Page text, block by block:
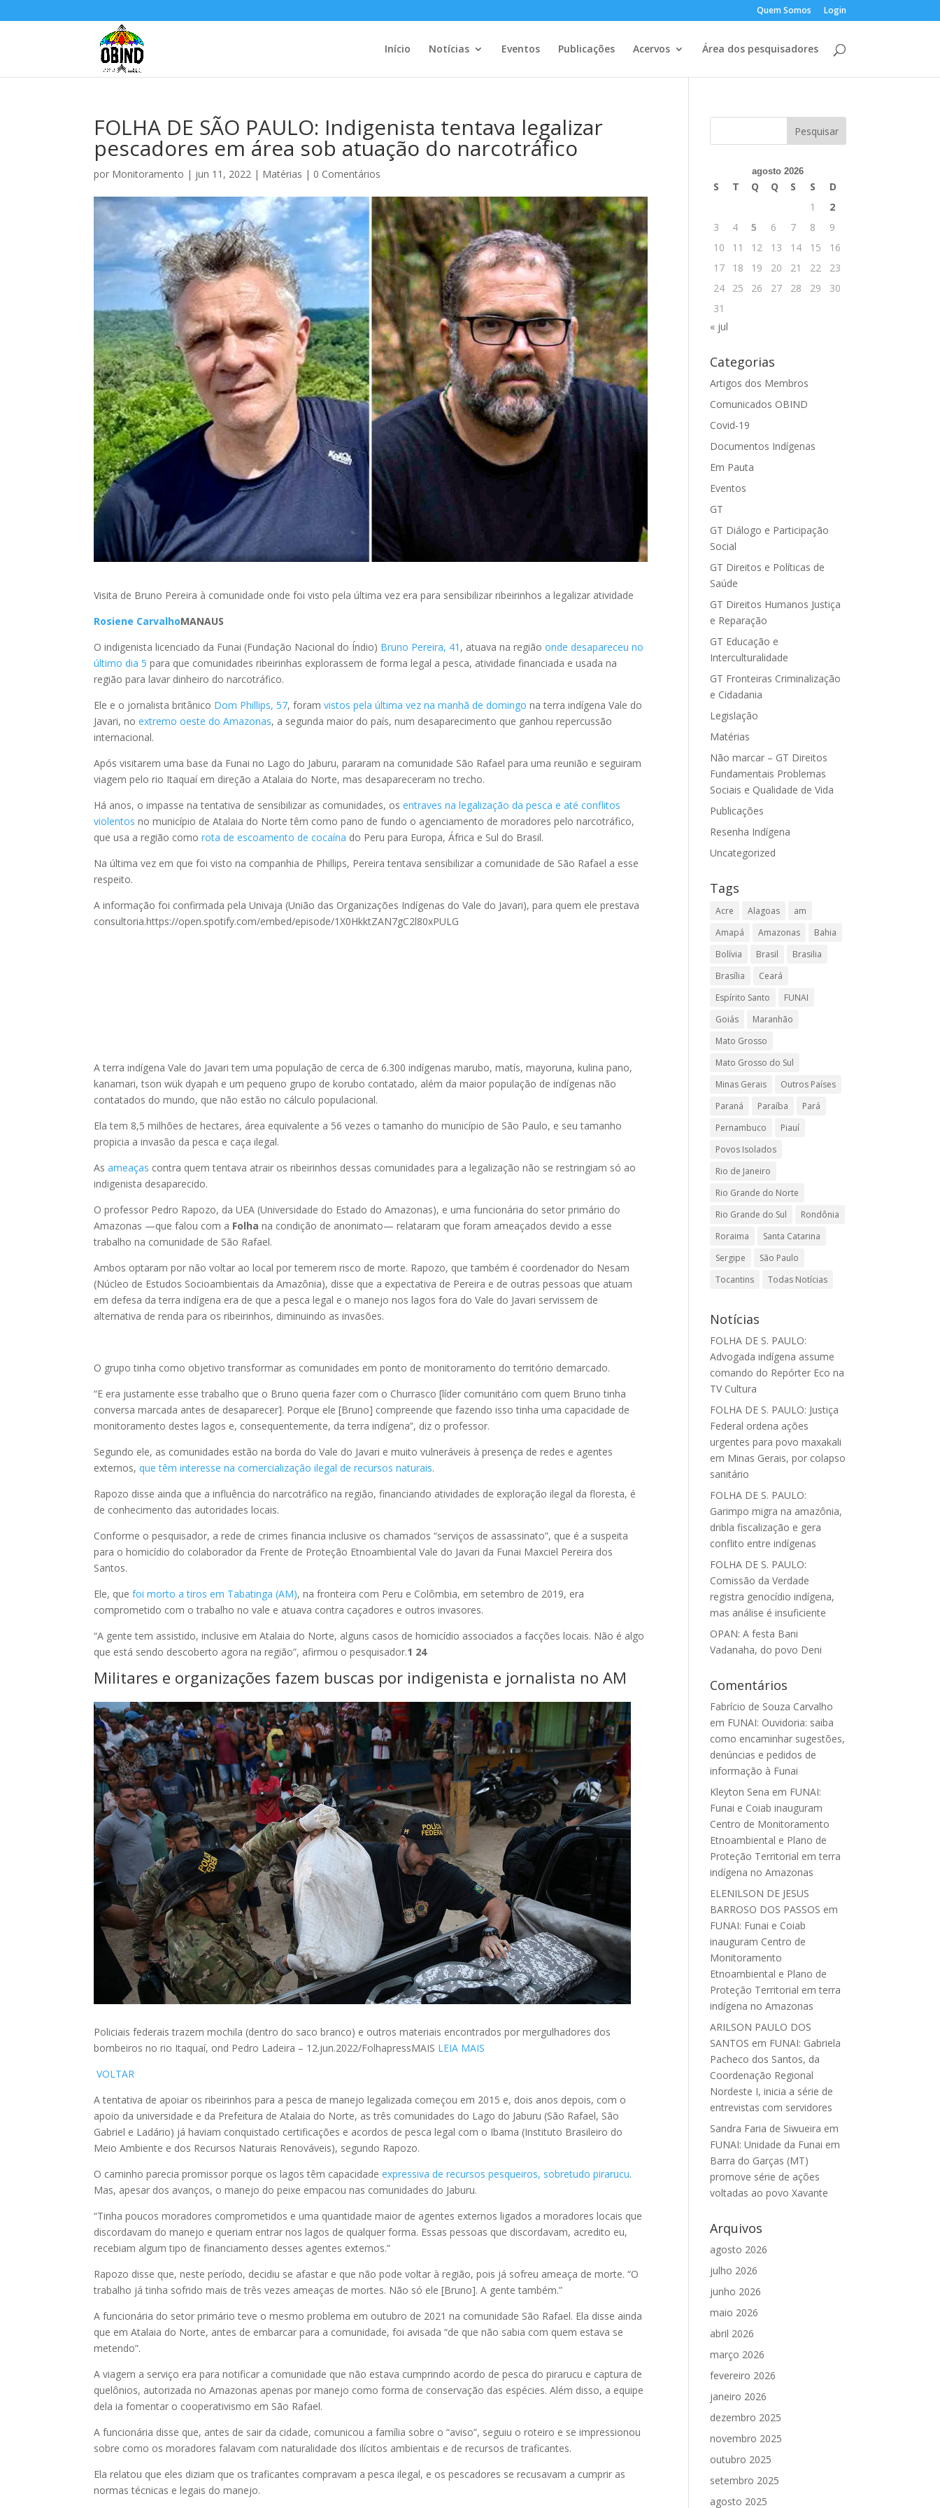
Quem Somos Login
Início Notícias Eventos Publicações Acervos Área dos pesquisadores
FOLHA DE SÃO PAULO: Indigenista tentava legalizar
pescadores em área sob atuação do narcotráfico
por Monitoramento | jun 11, 2022 | Matérias | 0 Comentários
Visita de Bruno Pereira à comunidade onde foi visto pela última vez era para sensibilizar ribeirinhos a legalizar atividade
Rosiene CarvalhoMANAUS
​O indigenista licenciado da Funai (Fundação Nacional do Índio) Bruno Pereira, 41 , atuava na regiãoonde desapareceu no
último dia 5 para que comunidades ribeirinhas explorassem de forma legal a pesca, atividade financiada e usada na
região para lavar dinheiro do narcotráfico.
Ele e o jornalista britânico Dom Phillips, 57, foramvistos pela última vez na manhã de domingo na terra indígena Vale do
Javari, noextremo oeste do Amazonas, a segunda maior do país, num desaparecimento que ganhou repercussão
internacional.
Após visitarem uma base da Funai no Lago do Jaburu, pararam na comunidade São Rafael para uma reunião e seguiram
viagem pelo rio Itaquaí em direção a Atalaia do Norte, mas desapareceram no trecho.
Há anos, o impasse na tentativa de sensibilizar as comunidades, osentraves na legalização da pesca e até conflitos
violentos no município de Atalaia do Norte têm como pano de fundo o agenciamento de moradores pelo narcotráfico,
que usa a região comorota de escoamento de cocaína do Peru para Europa, África e Sul do Brasil.
Na última vez em que foi visto na companhia de Phillips, Pereira tentava sensibilizar a comunidade de São Rafael a esse
respeito.
A informação foi confirmada pela Univaja (União das Organizações Indígenas do Vale do Javari), para quem ele prestava
consultoria.https://open.spotify.com/embed/episode/1X0HkktZAN7gC2l80xPULG
A terra indígena Vale do Javari tem uma população de cerca de 6.300 indígenas marubo, matís, mayoruna, kulina pano,
kanamari, tson wük dyapah e um pequeno grupo de korubo contatado, além da maior população de indígenas não
contatados do mundo, que não estão no cálculo populacional.
Ela tem 8,5 milhões de hectares, área equivalente a 56 vezes o tamanho do município de São Paulo, e seu tamanho
propicia a invasão da pesca e caça ilegal.
Asameaças contra quem tentava atrair os ribeirinhos dessas comunidades para a legalização não se restringiam só ao
indigenista desaparecido.
O professor Pedro Rapozo, da UEA (Universidade do Estado do Amazonas), e uma funcionária do setor primário do
Amazonas —que falou com a Folha na condição de anonimato— relataram que foram ameaçados devido a esse
trabalho na comunidade de São Rafael.
Ambos optaram por não voltar ao local por temerem risco de morte. Rapozo, que também é coordenador do Nesam
(Núcleo de Estudos Socioambientais da Amazônia), disse que a expectativa de Pereira e de outras pessoas que atuam
em defesa da terra indígena era de que a pesca legal e o manejo nos lagos fora do Vale do Javari servissem de
alternativa de renda para os ribeirinhos, diminuindo as invasões.
O grupo tinha como objetivo transformar as comunidades em ponto de monitoramento do território demarcado.
“E era justamente esse trabalho que o Bruno queria fazer com o Churrasco [líder comunitário com quem Bruno tinha
conversa marcada antes de desaparecer]. Porque ele [Bruno] compreende que fazendo isso tinha uma capacidade de
monitoramento destes lagos e, consequentemente, da terra indígena”, diz o professor.
Segundo ele, as comunidades estão na borda do Vale do Javari e muito vulneráveis à presença de redes e agentes
externos,que têm interesse na comercialização ilegal de recursos naturais.
Rapozo disse ainda que a influência do narcotráfico na região, financiando atividades de exploração ilegal da floresta, é
de conhecimento das autoridades locais.
Conforme o pesquisador, a rede de crimes financia inclusive os chamados “serviços de assassinato”, que é a suspeita
para o homicídio do colaborador da Frente de Proteção Etnoambiental Vale do Javari da Funai Maxciel Pereira dos
Santos.
Ele, quefoi morto a tiros em Tabatinga (AM), na fronteira com Peru e Colômbia, em setembro de 2019, era
comprometido com o trabalho no vale e atuava contra caçadores e outros invasores.
“A gente tem assistido, inclusive em Atalaia do Norte, alguns casos de homicídio associados a facções locais. Não é algo
que está sendo descoberto agora na região”, afirmou o pesquisador.1 24
Militares e organizações fazem buscas por indigenista e jornalista no AM
Policiais federais trazem mochila (dentro do saco branco) e outros materiais encontrados por mergulhadores dos
bombeiros no rio Itaquaí, ond Pedro Ladeira – 12.jun.2022/FolhapressMAIS LEIA MAIS
VOLTAR
A tentativa de apoiar os ribeirinhos para a pesca de manejo legalizada começou em 2015 e, dois anos depois, com o
apoio da universidade e da Prefeitura de Atalaia do Norte, as três comunidades do Lago do Jaburu (São Rafael, São
Gabriel e Ladário) já haviam conquistado certificações e acordos de pesca legal com o Ibama (Instituto Brasileiro do
Meio Ambiente e dos Recursos Naturais Renováveis), segundo Rapozo.
O caminho parecia promissor porque os lagos têm capacidadeexpressiva de recursos pesqueiros, sobretudo pirarucu.
Mas, apesar dos avanços, o manejo do peixe empacou nas comunidades do Jaburu.
“Tinha poucos moradores comprometidos e uma quantidade maior de agentes externos ligados a moradores locais que
discordavam do manejo e queriam entrar nos lagos de qualquer forma. Essas pessoas que discordavam, acredito eu,
recebiam algum tipo de financiamento desses agentes externos.”
Rapozo disse que, neste período, decidiu se afastar e que não pode voltar à região, pois já sofreu ameaça de morte. “O
trabalho já tinha sofrido mais de três vezes ameaças de mortes. Não só ele [Bruno]. A gente também.”
A funcionária do setor primário teve o mesmo problema em outubro de 2021 na comunidade São Rafael. Ela disse ainda
que em Atalaia do Norte, antes de embarcar para a comunidade, foi avisada “de que não sabia com quem estava se
metendo”.
A viagem a serviço era para notificar a comunidade que não estava cumprindo acordo de pesca do pirarucu e captura de
quelônios, autorizada no Amazonas apenas por manejo como forma de conservação das espécies. Além disso, a equipe
dela ia fomentar o cooperativismo em São Rafael.
A funcionária disse que, antes de sair da cidade, comunicou a família sobre o “aviso”, seguiu o roteiro e se impressionou
sobre como os moradores falavam com naturalidade dos ilícitos ambientais e de recursos de traficantes.
Ela relatou que eles diziam que os traficantes compravam a pesca ilegal, e os pescadores se recusavam a cumprir as
normas técnicas e legais do manejo.
agosto 2026
S T Q Q S S
D
1
2
3
4 5 6 7 8
9
10
11 12 13 14 15
16
17
18 19 20 21 22
23
24
25 26 27 28 29
30
31
« jul
Categorias
Artigos dos Membros
Comunicados OBIND
Covid-19
Documentos Indígenas
Em Pauta
Eventos
GT
GT Diálogo e Participação
Social
GT Direitos e Políticas de
Saúde
GT Direitos Humanos Justiça
e Reparação
GT Educação e
Interculturalidade
GT Fronteiras Criminalização
e Cidadania
Legislação
Matérias
Não marcar – GT Direitos
Fundamentais Problemas
Sociais e Qualidade de Vida
Publicações
Resenha Indígena
Uncategorized
Tags
Acre Alagoas
am
Amapá
Amazonas
Bahia
Bolívia
Brasil
Brasilia
Brasília
Ceará
Espírito Santo
FUNAI
Goiás
Maranhão
Mato Grosso
Mato Grosso do Sul
Minas Gerais
Outros Países
Paraná
Paraíba
Pará
Pernambuco
Piauí
Povos Isolados
Rio de Janeiro
Rio Grande do Norte
Rio Grande do Sul
Rondônia
Roraima
Santa Catarina
Sergipe
São Paulo
Tocantins
Todas Notícias
Notícias
FOLHA DE S. PAULO:
Advogada indígena assume
comando do Repórter Eco na
TV Cultura
FOLHA DE S. PAULO: Justiça
Federal ordena ações
urgentes para povo maxakali
em Minas Gerais, por colapso
sanitário
FOLHA DE S. PAULO:
Garimpo migra na amazônia,
dribla fiscalização e gera
conflito entre indígenas
FOLHA DE S. PAULO:
Comissão da Verdade
registra genocídio indígena,
mas análise é insuficiente
OPAN: A festa Bani
Vadanaha, do povo Deni
Comentários
Fabrício de Souza Carvalho
em FUNAI: Ouvidoria: saiba
como encaminhar sugestões,
denúncias e pedidos de
informação à Funai
Kleyton Sena em FUNAI:
Funai e Coiab inauguram
Centro de Monitoramento
Etnoambiental e Plano de
Proteção Territorial em terra
indígena no Amazonas
ELENILSON DE JESUS
BARROSO DOS PASSOS em
FUNAI: Funai e Coiab
inauguram Centro de
Monitoramento
Etnoambiental e Plano de
Proteção Territorial em terra
indígena no Amazonas
ARILSON PAULO DOS
SANTOS em FUNAI: Gabriela
Pacheco dos Santos, da
Coordenação Regional
Nordeste I, inicia a série de
entrevistas com servidores
Sandra Faria de Siwueira em
FUNAI: Unidade da Funai em
Barra do Garças (MT)
promove série de ações
voltadas ao povo Xavante
Arquivos
agosto 2026
julho 2026
junho 2026
maio 2026
abril 2026
março 2026
fevereiro 2026
janeiro 2026
dezembro 2025
novembro 2025
outubro 2025
setembro 2025
agosto 2025